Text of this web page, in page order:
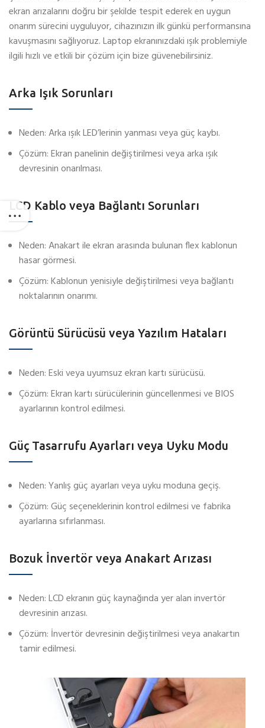
ekran arızalarını doğru bir şekilde tespit ederek en uygun
onarım sürecini uyguluyor, cihazınızın ilk günkü performansına
kavuşmasını sağlıyoruz. Laptop ekranınızdaki ışık problemiyle
ilgili hızlı ve etkili bir çözüm için bize güvenebilirsiniz.
Arka Işık Sorunları
Neden: Arka ışık LED’lerinin yanması veya güç kaybı.
Çözüm: Ekran panelinin değiştirilmesi veya arka ışık
devresinin onarılması.
LCD Kablo veya Bağlantı Sorunları
Neden: Anakart ile ekran arasında bulunan flex kablonun
hasar görmesi.
Çözüm: Kablonun yenisiyle değiştirilmesi veya bağlantı
noktalarının onarımı.
Görüntü Sürücüsü veya Yazılım Hataları
Neden: Eski veya uyumsuz ekran kartı sürücüsü.
Çözüm: Ekran kartı sürücülerinin güncellenmesi ve BIOS
ayarlarının kontrol edilmesi.
Güç Tasarrufu Ayarları veya Uyku Modu
Neden: Yanlış güç ayarları veya uyku moduna geçiş.
Çözüm: Güç seçeneklerinin kontrol edilmesi ve fabrika
ayarlarına sıfırlanması.
Bozuk İnvertör veya Anakart Arızası
Neden: LCD ekranın güç kaynağında yer alan invertör
devresinin arızası.
Çözüm: İnvertör devresinin değiştirilmesi veya anakartın
tamir edilmesi.